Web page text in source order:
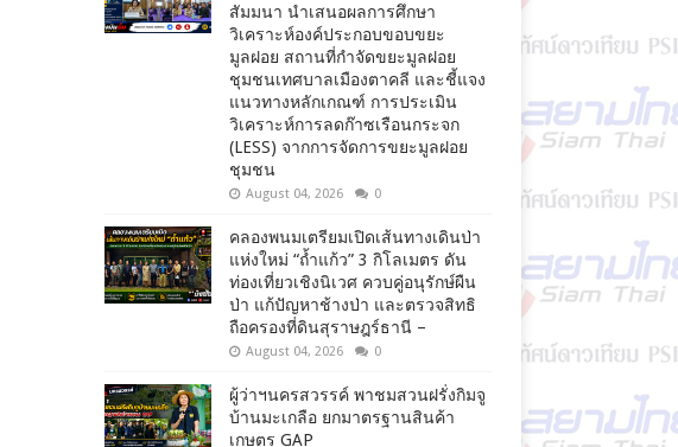
สัมมนา นำเสนอผลการศึกษา
วิเคราะห์องค์ประกอบขอบขยะ
มูลฝอย สถานที่กำจัดขยะมูลฝอย
ชุมชนเทศบาลเมืองตาคลี และชี้แจง
แนวทางหลักเกณฑ์ การประเมิน
วิเคราะห์การลดก๊าซเรือนกระจก
(LESS) จากการจัดการขยะมูลฝอย
ชุมชน
August 04, 2026 0
คลองพนมเตรียมเปิดเส้นทางเดินป่า
แห่งใหม่ “ถ้ำแก้ว” 3 กิโลเมตร ดัน
ท่องเที่ยวเชิงนิเวศ ควบคู่อนุรักษ์ผืน
ป่า แก้ปัญหาช้างป่า และตรวจสิทธิ
ถือครองที่ดินสุราษฎร์ธานี –
August 04, 2026 0
ผู้ว่าฯนครสวรรค์ พาชมสวนฝรั่งกิมจู
บ้านมะเกลือ ยกมาตรฐานสินค้า
เกษตร GAP